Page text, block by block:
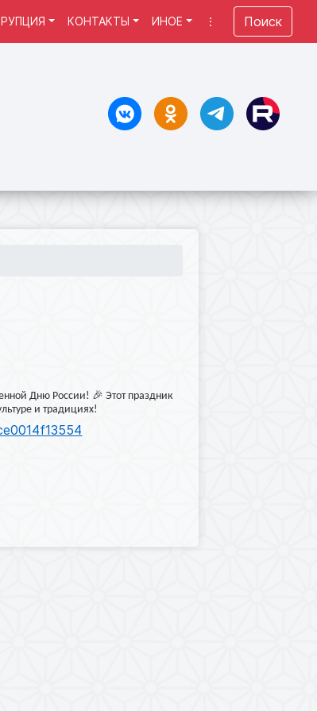
КОНТАКТЫ ИНОЕ ⋮ Поиск
Дню России! 🎉 Этот праздник
и традициях!